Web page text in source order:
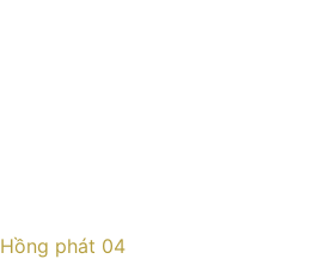
Hồng phát 04